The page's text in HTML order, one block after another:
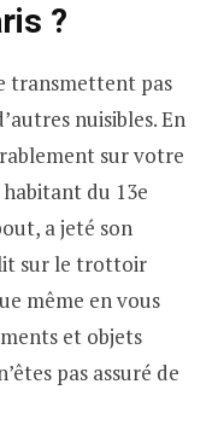
?
transmettent pas
nuisibles. En
sur votre
du 13e
a jeté son
lit sur le trottoir
même en vous
et objets
pas assuré de